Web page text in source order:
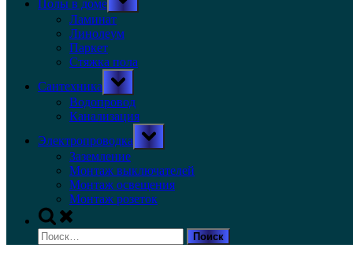
Полы в доме
sub-
menu
Ламинат
Линолеум
Паркет
Стяжка пола
Сантехника
Toggle
sub-
menu
Водопровод
Канализация
Электропроводка
Toggle
sub-
Заземление
Монтаж выключателей
Монтаж освещения
Монтаж розеток
Toggle
search
form
Найти: